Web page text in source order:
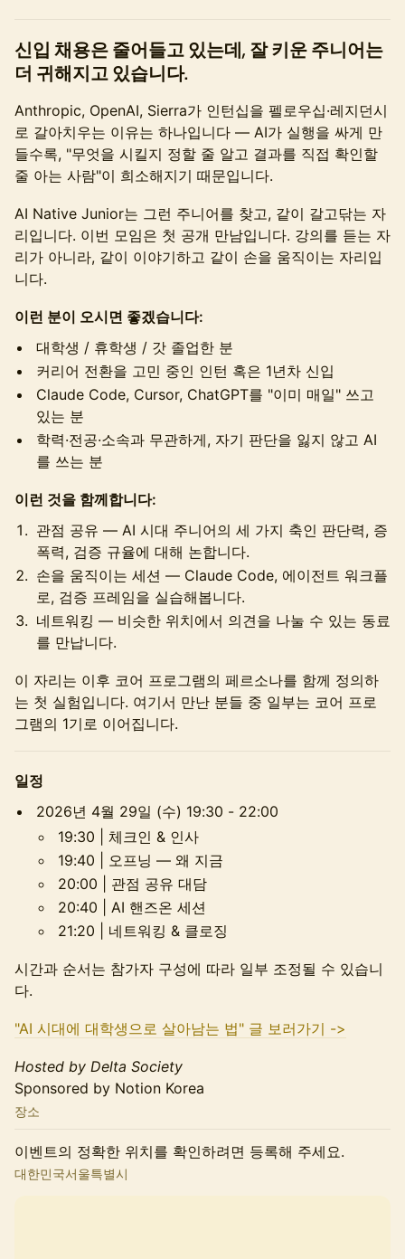
신입 채용은 줄어들고 있는데, 잘 키운 주니어는
더 귀해지고 있습니다.
Anthropic, OpenAI, Sierra가 인턴십을 펠로우십·레지던시
로 갈아치우는 이유는 하나입니다 — AI가 실행을 싸게 만
들수록, "무엇을 시킬지 정할 줄 알고 결과를 직접 확인할
줄 아는 사람"이 희소해지기 때문입니다.
AI Native Junior는 그런 주니어를 찾고, 같이 갈고닦는 자
리입니다. 이번 모임은 첫 공개 만남입니다. 강의를 듣는 자
리가 아니라, 같이 이야기하고 같이 손을 움직이는 자리입
니다.
이런 분이 오시면 좋겠습니다:
대학생 / 휴학생 / 갓 졸업한 분
커리어 전환을 고민 중인 인턴 혹은 1년차 신입
Claude Code, Cursor, ChatGPT를 "이미 매일" 쓰고
있는 분
학력·전공·소속과 무관하게, 자기 판단을 잃지 않고 AI
를 쓰는 분
이런 것을 함께합니다:
관점 공유 — AI 시대 주니어의 세 가지 축인 판단력, 증
폭력, 검증 규율에 대해 논합니다.
손을 움직이는 세션 — Claude Code, 에이전트 워크플
로, 검증 프레임을 실습해봅니다.
네트워킹 — 비슷한 위치에서 의견을 나눌 수 있는 동료
를 만납니다.
이 자리는 이후 코어 프로그램의 페르소나를 함께 정의하
는 첫 실험입니다. 여기서 만난 분들 중 일부는 코어 프로
그램의 1기로 이어집니다.
일정
2026년 4월 29일 (수) 19:30 - 22:00
19:30 | 체크인 & 인사
19:40 | 오프닝 — 왜 지금
20:00 | 관점 공유 대담
20:40 | AI 핸즈온 세션
21:20 | 네트워킹 & 클로징
시간과 순서는 참가자 구성에 따라 일부 조정될 수 있습니
다.
"AI 시대에 대학생으로 살아남는 법" 글 보러가기 ->
Hosted by Delta Society
Sponsored by Notion Korea
장소
이벤트의 정확한 위치를 확인하려면 등록해 주세요.
대한민국서울특별시